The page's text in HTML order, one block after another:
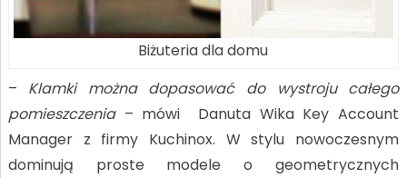
Biżuteria dla domu
– Klamki można dopasować do wystroju całego
pomieszczenia– mówi Danuta Wika Key Account
Manager z firmy Kuchinox. W stylu nowoczesnym
dominują proste modele o geometrycznych